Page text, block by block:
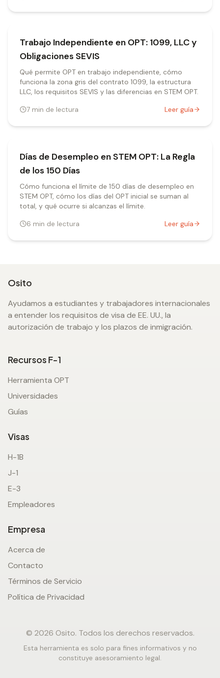
Trabajo Independiente en OPT: 1099, LLC y
Obligaciones SEVIS
Qué permite OPT en trabajo independiente, cómo
funciona la zona gris del contrato 1099, la estructura
LLC, los requisitos SEVIS y las diferencias en STEM OPT.
7 min de lectura Leer guía
Días de Desempleo en STEM OPT: La Regla
de los 150 Días
Cómo funciona el límite de 150 días de desempleo en
STEM OPT, cómo los días del OPT inicial se suman al
total, y qué ocurre si alcanzas el límite.
6 min de lectura Leer guía
Osito
Ayudamos a estudiantes y trabajadores internacionales
a entender los requisitos de visa de EE. UU., la
autorización de trabajo y los plazos de inmigración.
Recursos F-1
Herramienta OPT
Universidades
Guías
Visas
H-1B
J-1
E-3
Empleadores
Empresa
Acerca de
Contacto
Términos de Servicio
Política de Privacidad
© 2026 Osito. Todos los derechos reservados.
Esta herramienta es solo para fines informativos y no
constituye asesoramiento legal.